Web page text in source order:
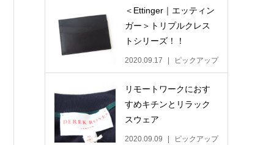
＜Ettinger｜エッティン
ガー＞トリプルクレス
トシリーズ！！
2020.09.17 ピックアップ
リモートワークにおす
すめキチンとリラック
スウェア
2020.09.09 ピックアップ